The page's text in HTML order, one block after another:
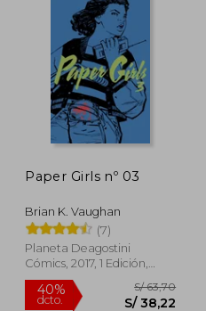
40%
dcto.
Paper Girls nº 03
Brian K. Vaughan
(7)
Planeta Deagostini
Cómics, 2017, 1 Edición,
Tapa Blanda, Nuevo